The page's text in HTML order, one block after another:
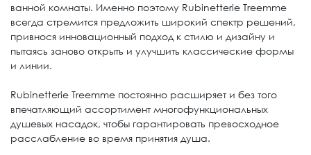
ванной комнаты. Именно поэтому Rubinetterie Treemme
всегда стремится предложить широкий спектр решений,
привнося инновационный подход к стилю и дизайну и
пытаясь заново открыть и улучшить классические формы
и линии.
Rubinetterie Treemme постоянно расширяет и без того
впечатляющий ассортимент многофункциональных
душевых насадок, чтобы гарантировать превосходное
расслабление во время принятия душа.